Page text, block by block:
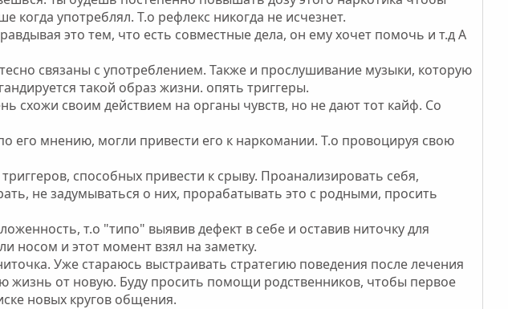
употреблял. Т.о рефлекс никогда не исчезнет.
это тем, что есть совместные дела, он ему хочет помочь и т.д А
связаны с употреблением. Также и прослушивание музыки, которую
такой образ жизни. опять триггеры.
схожи своим действием на органы чувств, но не дают тот кайф. Со
его мнению, могли привести его к наркомании. Т.о провоцируя свою
способных привести к срыву. Проанализировать себя,
не задумываться о них, прорабатывать это с родными, просить
т.о "типо" выявив дефект в себе и оставив ниточку для
носом и этот момент взял на заметку.
Уже стараюсь выстраивать стратегию поведения после лечения
от новую. Буду просить помощи родственников, чтобы первое
новых кругов общения.